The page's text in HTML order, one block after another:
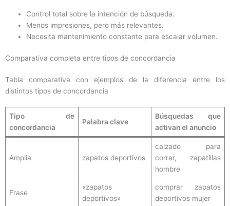
Control total sobre la intención de búsqueda.
Menos impresiones, pero más relevantes.
Necesita mantenimiento constante para escalar volumen.
Comparativa completa entre tipos de concordancia
Tabla comparativa con ejemplos de la diferencia entre los
distintos tipos de concordancia
Tipo de
concordancia
Palabra clave
Búsquedas que
activan el anuncio
Amplia zapatos deportivos
calzado para
correr, zapatillas
hombre
Frase
«zapatos
deportivos»
comprar zapatos
deportivos mujer